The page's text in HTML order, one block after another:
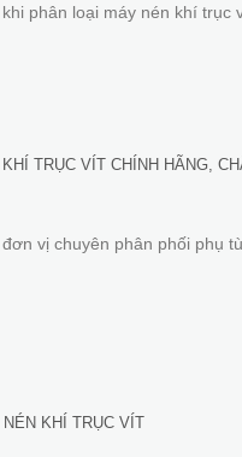
phân loại máy nén khí trục
TRỤC VÍT CHÍNH HÃNG,
vị chuyên phân phối phụ
KHÍ TRỤC VÍT